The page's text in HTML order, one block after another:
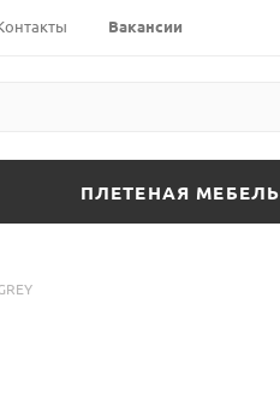
Вакансии
ПЛЕТЕНАЯ МЕБЕЛЬ